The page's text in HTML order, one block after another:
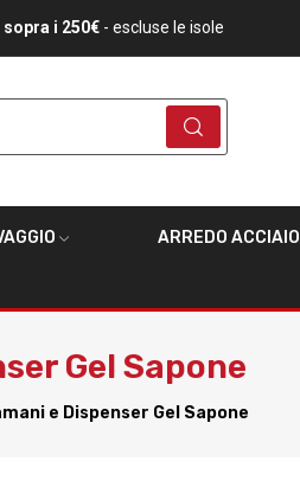
i 250€- escluse le isole
ARREDO ACCIAIO
Gel Sapone
e Dispenser Gel Sapone